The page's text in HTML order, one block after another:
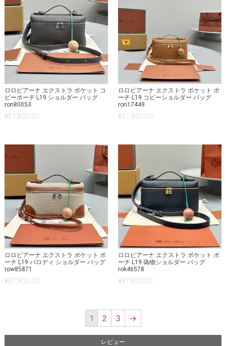
ロロピアーナ エクストラ ポケット コ
ピーポーチ L19 ショルダー バッグ
ron80053
¥37,800.00
ロロピアーナ エクストラ ポケット ポ
ーチ L19 コピーショルダー バッグ
ron17449
¥37,800.00
ロロピアーナ エクストラ ポケット ポ
ーチ L19 パロディ ショルダー バッグ
row85871
¥37,800.00
ロロピアーナ エクストラ ポケット ポ
ーチ L19 偽物ショルダー バッグ
rok46578
¥37,800.00
1 2 3 →
レビュー